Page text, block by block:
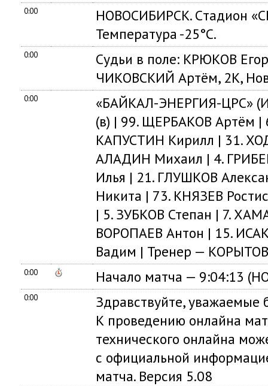
0:00
НОВОСИБИРСК. Cтадион
Температура -25°C.
0:00
Судьи в поле: КРЮКОВ
ЧИКОВСКИЙ Артём, 2К,
0:00
«БАЙКАЛ-ЭНЕРГИЯ-ЦРС»
(в) | 99. ЩЕРБАКОВ Артём
КАПУСТИН Кирилл | 31.
АЛАДИН Михаил | 4.
Илья | 21. ГЛУШКОВ
Никита | 73. КНЯЗЕВ
| 5. ЗУБКОВ Степан | 7.
ВОРОПАЕВ Антон | 15.
Вадим | Тренер —
0:00 Начало матча — 9:04:13
0:00
Здравствуйте, уважаемые
К проведению онлайна
технического онлайна
с официальной
матча. Версия 5.08